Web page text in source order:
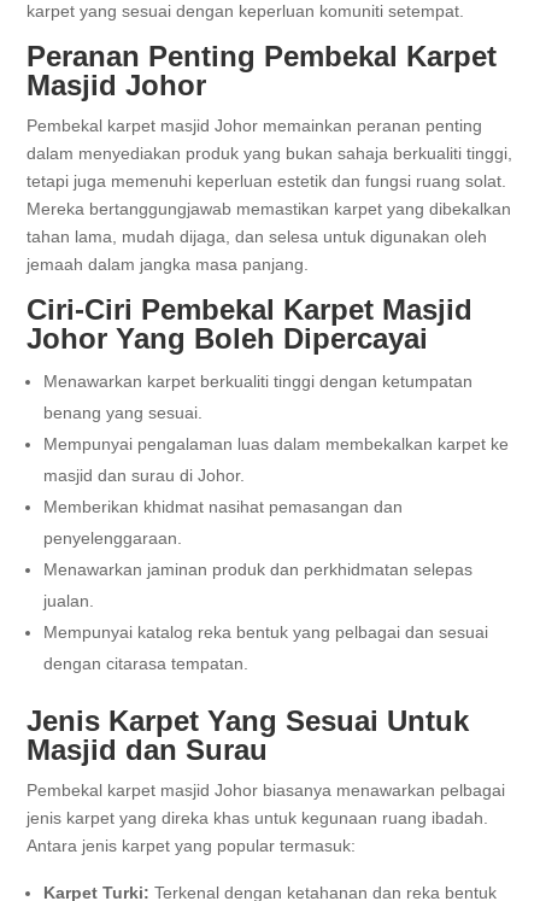
karpet yang sesuai dengan keperluan komuniti setempat.
Peranan Penting Pembekal Karpet
Masjid Johor
Pembekal karpet masjid Johor memainkan peranan penting
dalam menyediakan produk yang bukan sahaja berkualiti tinggi,
tetapi juga memenuhi keperluan estetik dan fungsi ruang solat.
Mereka bertanggungjawab memastikan karpet yang dibekalkan
tahan lama, mudah dijaga, dan selesa untuk digunakan oleh
jemaah dalam jangka masa panjang.
Ciri-Ciri Pembekal Karpet Masjid
Johor Yang Boleh Dipercayai
Menawarkan karpet berkualiti tinggi dengan ketumpatan
benang yang sesuai.
Mempunyai pengalaman luas dalam membekalkan karpet ke
masjid dan surau di Johor.
Memberikan khidmat nasihat pemasangan dan
penyelenggaraan.
Menawarkan jaminan produk dan perkhidmatan selepas
jualan.
Mempunyai katalog reka bentuk yang pelbagai dan sesuai
dengan citarasa tempatan.
Jenis Karpet Yang Sesuai Untuk
Masjid dan Surau
Pembekal karpet masjid Johor biasanya menawarkan pelbagai
jenis karpet yang direka khas untuk kegunaan ruang ibadah.
Antara jenis karpet yang popular termasuk:
Karpet Turki: Terkenal dengan ketahanan dan reka bentuk